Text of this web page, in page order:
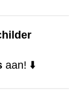
aan! ⬇️